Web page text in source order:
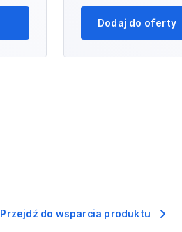
Dodaj do oferty
Przejdź do wsparcia produktu